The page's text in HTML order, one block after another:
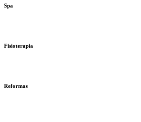
Spa
Fisioterapia
Reformas